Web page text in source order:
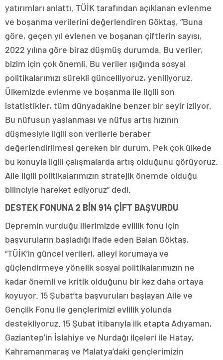
yatırımları anlattı. TÜİK tarafından açıklanan evlenme
ve boşanma verilerini değerlendiren Göktaş, “Buna
göre, geçen yıl evlenen ve boşanan çiftlerin sayısı,
2022 yılına göre biraz düşmüş durumda. Bu veriler,
bizim için çok önemli. Bu veriler ışığında sosyal
politikalarımızı sürekli güncelliyoruz, yeniliyoruz.
Ülkemizde evlenme ve boşanma ile ilgili son
istatistikler, tüm dünyadakine benzer bir seyir izliyor.
Bu nüfusun yaşlanması ve nüfus artış hızının
düşmesiyle ilgili son verilerle beraber
değerlendirilmesi gereken bir durum. Pek çok ülkede
bu konuyla ilgili çalışmalarda artış olduğunu görüyoruz.
Aile ilgili politikalarımızın stratejik önemde olduğu
bilinciyle hareket ediyoruz” dedi.
DESTEK FONUNA 2 BİN 914 ÇİFT BAŞVURDU
Depremin vurduğu illerimizde evlilik fonu için
başvuruların başladığı ifade eden Balan Göktaş,
“TÜİK’in güncel verileri, aileyi korumaya ve
güçlendirmeye yönelik sosyal politikalarımızın ne
kadar önemli ve kritik olduğunu bir kez daha ortaya
koyuyor. 15 Şubat’ta başvuruları başlayan Aile ve
Gençlik Fonu ile gençlerimizi evlilik yolunda
destekliyoruz. 15 Şubat itibarıyla ilk etapta Adıyaman,
Gaziantep’in İslahiye ve Nurdağı ilçeleri ile Hatay,
Kahramanmaraş ve Malatya’daki gençlerimizin